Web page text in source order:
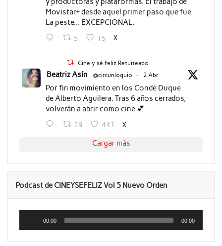
Movistar+ desde aquel primer paso que fue
La peste... EXCEPCIONAL.
5 15 X
Cine y sé feliz Retuiteado
Beatriz Asín @circunloquio · 2 Abr
Por fin movimiento en los Conde Duque
de Alberto Aguilera. Tras 6 años cerrados,
volverán a abrir como cine 💕
29 441 X
Cargar más
Podcast de CINEYSEFELIZ Vol 5 Nuevo Orden
Reproductor
00:00 00:00